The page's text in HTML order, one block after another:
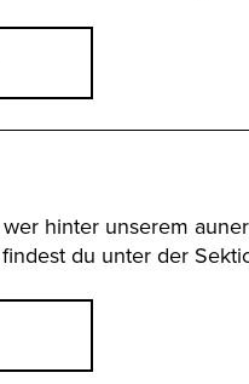
hinter unserem
du unter der